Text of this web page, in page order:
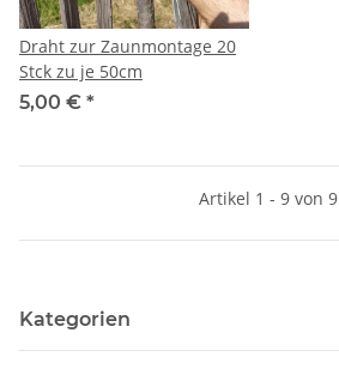
Draht zur Zaunmontage 20
Stck zu je 50cm
5,00 € *
Artikel 1 - 9 von 9
Kategorien